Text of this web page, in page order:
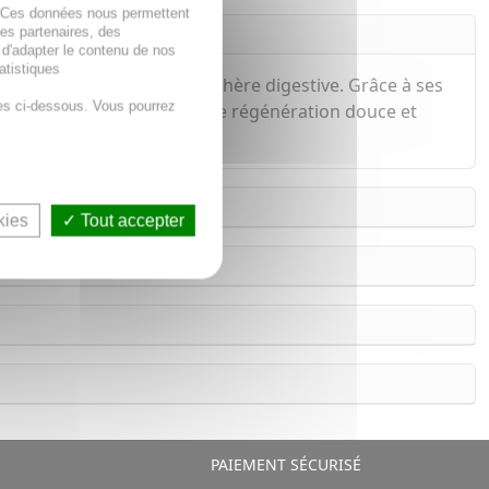
sur la peau et la sphère digestive. Grâce à ses
tout en favorisant une régénération douce et
PAIEMENT SÉCURISÉ
données nous permettent
partenaires, des
le contenu de nos
ci-dessous. Vous pourrez
Tout accepter